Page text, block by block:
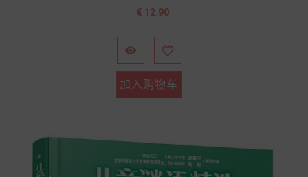
价
€ 12.90
 
加入购物车